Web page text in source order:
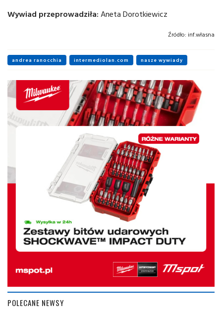
Wywiad przeprowadziła: Aneta Dorotkiewicz
Źródło: inf.własna
andrea ranocchia intermediolan.com nasze wywiady
POLECANE NEWSY